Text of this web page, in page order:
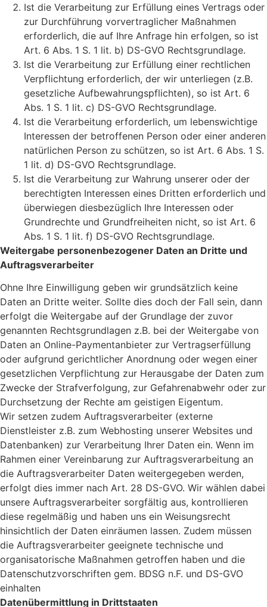
Ist die Verarbeitung zur Erfüllung eines Vertrags oder
zur Durchführung vorvertraglicher Maßnahmen
erforderlich, die auf Ihre Anfrage hin erfolgen, so ist
Art. 6 Abs. 1 S. 1 lit. b) DS-GVO Rechtsgrundlage.
Ist die Verarbeitung zur Erfüllung einer rechtlichen
Verpflichtung erforderlich, der wir unterliegen (z.B.
gesetzliche Aufbewahrungspflichten), so ist Art. 6
Abs. 1 S. 1 lit. c) DS-GVO Rechtsgrundlage.
Ist die Verarbeitung erforderlich, um lebenswichtige
Interessen der betroffenen Person oder einer anderen
natürlichen Person zu schützen, so ist Art. 6 Abs. 1 S.
1 lit. d) DS-GVO Rechtsgrundlage.
Ist die Verarbeitung zur Wahrung unserer oder der
berechtigten Interessen eines Dritten erforderlich und
überwiegen diesbezüglich Ihre Interessen oder
Grundrechte und Grundfreiheiten nicht, so ist Art. 6
Abs. 1 S. 1 lit. f) DS-GVO Rechtsgrundlage.
Weitergabe personenbezogener Daten an Dritte und
Auftragsverarbeiter
Ohne Ihre Einwilligung geben wir grundsätzlich keine
Daten an Dritte weiter. Sollte dies doch der Fall sein, dann
erfolgt die Weitergabe auf der Grundlage der zuvor
genannten Rechtsgrundlagen z.B. bei der Weitergabe von
Daten an Online-Paymentanbieter zur Vertragserfüllung
oder aufgrund gerichtlicher Anordnung oder wegen einer
gesetzlichen Verpflichtung zur Herausgabe der Daten zum
Zwecke der Strafverfolgung, zur Gefahrenabwehr oder zur
Durchsetzung der Rechte am geistigen Eigentum.
Wir setzen zudem Auftragsverarbeiter (externe
Dienstleister z.B. zum Webhosting unserer Websites und
Datenbanken) zur Verarbeitung Ihrer Daten ein. Wenn im
Rahmen einer Vereinbarung zur Auftragsverarbeitung an
die Auftragsverarbeiter Daten weitergegeben werden,
erfolgt dies immer nach Art. 28 DS-GVO. Wir wählen dabei
unsere Auftragsverarbeiter sorgfältig aus, kontrollieren
diese regelmäßig und haben uns ein Weisungsrecht
hinsichtlich der Daten einräumen lassen. Zudem müssen
die Auftragsverarbeiter geeignete technische und
organisatorische Maßnahmen getroffen haben und die
Datenschutzvorschriften gem. BDSG n.F. und DS-GVO
einhalten
Datenübermittlung in Drittstaaten